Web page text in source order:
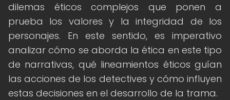
dilemas éticos complejos que ponen a
prueba los valores y la integridad de los
personajes. En este sentido, es imperativo
analizar cómo se aborda la ética en este tipo
de narrativas, qué lineamientos éticos guían
las acciones de los detectives y cómo influyen
estas decisiones en el desarrollo de la trama.